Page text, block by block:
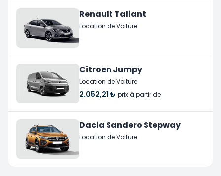
Renault Taliant
Location de Voiture
Citroen Jumpy
Location de Voiture
2.052,21 ₺ prix à partir de
Dacia Sandero Stepway
Location de Voiture